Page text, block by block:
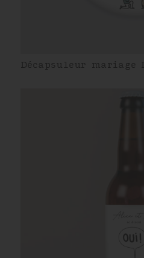
Décapsuleur mariage